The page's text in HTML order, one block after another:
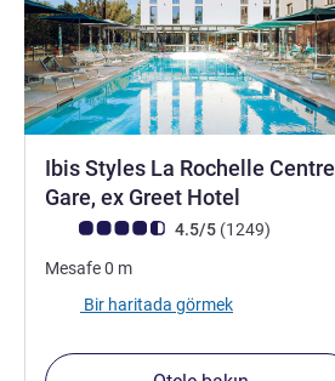
Ibis Styles La Rochelle Centre
Gare, ex Greet Hotel
Avis müşterileri puanı (ALL Puanlama)
4.5/5 (1249görüş
)
Mesafe0 m
Bir haritada görmek